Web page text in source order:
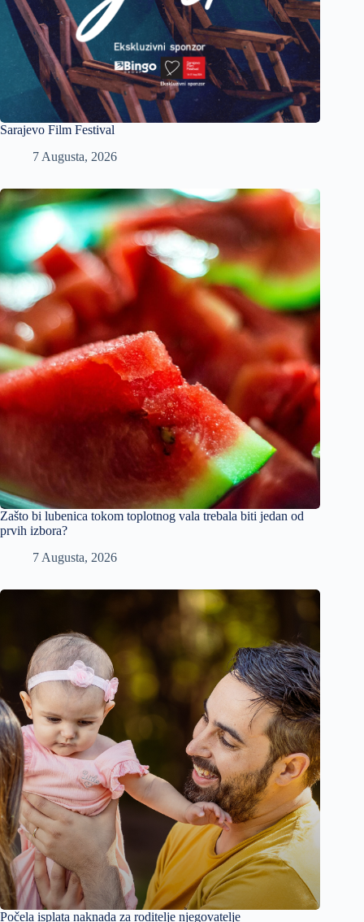
Sarajevo Film Festival
7 Augusta, 2026
Zašto bi lubenica tokom toplotnog vala trebala biti jedan od
prvih izbora?
7 Augusta, 2026
Počela isplata naknada za roditelje njegovatelje